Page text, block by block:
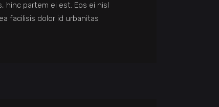
hinc partem ei est. Eos ei nisl
facilisis dolor id urbanitas